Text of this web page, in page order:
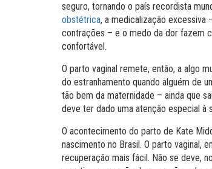
seguro, tornando o país recordista
obstétrica, a medicalização excessiva
contrações – e o medo da dor fazem
confortável.
O parto vaginal remete, então, a algo
do estranhamento quando alguém de
tão bem da maternidade – ainda que
deve ter dado uma atenção especial à
O acontecimento do parto de Kate
nascimento no Brasil. O parto vaginal,
recuperação mais fácil. Não se deve,